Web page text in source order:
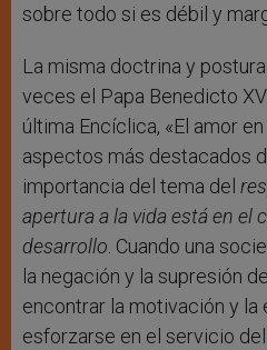
sobre todo si es débil y
La misma doctrina y
veces el Papa Benedicto
última Encíclica, «El amor
aspectos más destacados
importancia del tema del
apertura a la vida está en el
desarrollo. Cuando una
la negación y la supresión
encontrar la motivación y la
esforzarse en el servicio